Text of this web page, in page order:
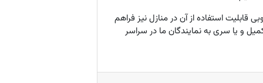
استفاده از آن در منازل نیز فراهم
و یا سری به نمایندگان ما در سراسر